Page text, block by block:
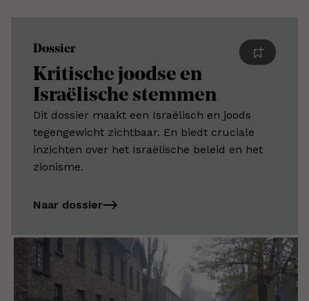
Dossier
Kritische joodse en
Israëlische stemmen
Dit dossier maakt een Israëlisch en joods
tegengewicht zichtbaar. En biedt cruciale
inzichten over het Israëlische beleid en het
zionisme.
Naar dossier